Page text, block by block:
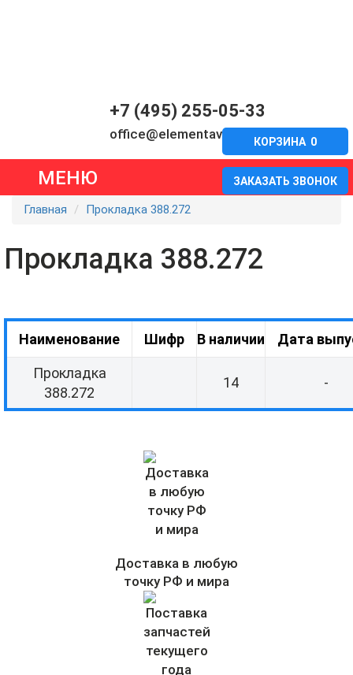
+7 (495) 255-05-33
office@elementavia.ru
ЗАКАЗАТЬ ЗВОНОК
КОРЗИНА 0
МЕНЮ
Главная Прокладка 388.272
Прокладка 388.272
Наименование Шифр В наличии Дата
Прокладка
388.272
14 -
Доставка в любую
точку РФ и мира